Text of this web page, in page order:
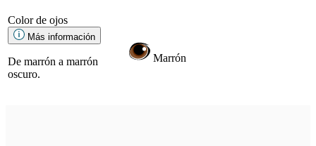
Color de ojos
Más información
De marrón a marrón
oscuro.
Marrón